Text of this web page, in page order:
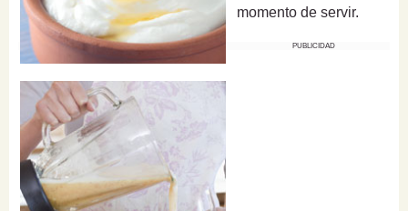
momento de servir.
PUBLICIDAD